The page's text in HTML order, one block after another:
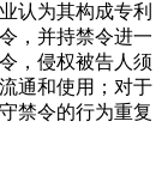
认为其构成专利
，并持禁令进一
，侵权被告人须
通和使用；对于
禁令的行为重复